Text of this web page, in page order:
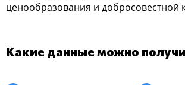
ценообразования и добросовестной
Какие данные можно